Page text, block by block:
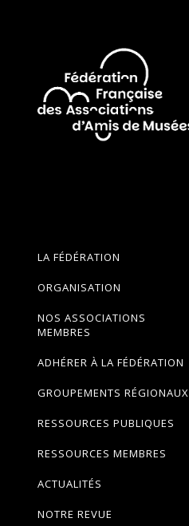
LA FÉDÉRATION
ORGANISATION
NOS ASSOCIATIONS
MEMBRES
ADHÉRER À LA FÉDÉRATION
GROUPEMENTS RÉGIONAUX
RESSOURCES PUBLIQUES
RESSOURCES MEMBRES
ACTUALITÉS
NOTRE REVUE